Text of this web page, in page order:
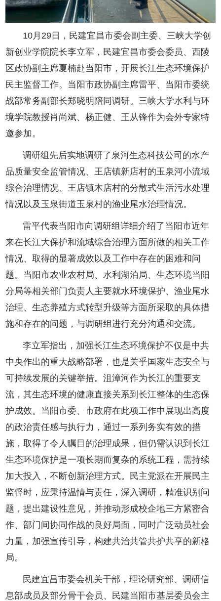
10月29日，民建宜昌市委会副主委、三峡大学创
新创业学院院长李立军，民建宜昌市委会委员、西陵
区政协副主席夏楠赴当阳市，开展长江生态环境保护
民主监督工作。当阳市政协副主席雷平、当阳市委统
战部常务副部长郑晓明陪同调研。三峡大学水利与环
境学院教授肖尚斌、杨正健、王从锋作为会外专家特
邀参加。
调研组先后实地调研了泉河生态科技公司的水产
品质量安全监管情况、王店镇新店村的玉泉河小流域
综合治理情况、王店镇木店村的分散式生活污水处理
情况以及玉泉街道玉泉村的渔业尾水治理情况。
雷平代表当阳市向调研组详细介绍了当阳市近年
来在长江大保护和流域综合治理方面所做的相关工作
情况、取得的显著成效以及工作中存在的困难和问
题。当阳市农业农村局、水利湖泊局、生态环境当阳
分局等相关部门负责人主要就水环境保护、渔业尾水
治理、生态养殖方式转型升级等方面所采取的具体措
施和存在的问题，与调研组进行充分沟通和交流。
李立军指出，加强长江生态环境保护不仅是中共
中央作出的重大战略部署，也是关乎国家生态安全与
可持续发展的关键举措。沮漳河作为长江的重要支
流，其生态环境的健康直接关系到长江整体的生态保
护成效。当阳市委、市政府在此项工作中展现出高度
的政治责任感与执行力，通过一系列务实有效的措
施，取得了令人瞩目的治理成果，但仍需认识到长江
生态环境保护是一项长期而复杂的系统工程，需持续
加大投入，不断创新治理方式。民主党派在开展民主
监督时，应秉持温情与责任，深入调研，精准识别问
题，提出建设性意见，并推动形成校企地三方紧密合
作、部门间协同作战的良好局面，同时广泛动员社会
力量，加强宣传引导，构建共治共管共护共享的新格
局。
民建宜昌市委会机关干部，理论研究部、调研信
息部成员及部分骨干会员、民建当阳市基层委员会主